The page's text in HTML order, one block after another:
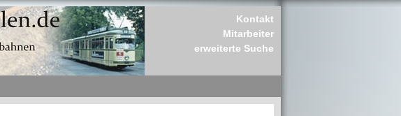
Kontakt
Mitarbeiter
erweiterte Suche